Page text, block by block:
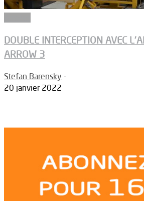
DOUBLE INTERCEPTION AVEC
ARROW 3
Stefan Barensky -
20 janvier 2022